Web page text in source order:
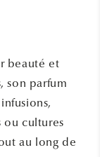
beauté et
son parfum
ou cultures
au long de